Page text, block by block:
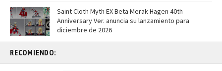
Saint Cloth Myth EX Beta Merak Hagen 40th
Anniversary Ver. anuncia su lanzamiento para
diciembre de 2026
RECOMIENDO: